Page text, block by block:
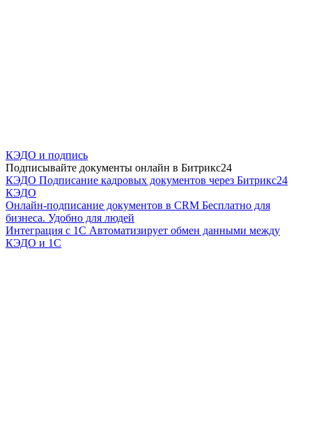
КЭДО и подпись
Подписывайте документы онлайн в Битрикс24
КЭДО Подписание кадровых документов через Битрикс24
КЭДО
Онлайн-подписание документов в CRM Бесплатно для
бизнеса. Удобно для людей
Интеграция с 1С Автоматизирует обмен данными между
КЭДО и 1С